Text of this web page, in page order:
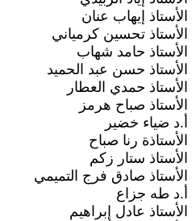
الأستاذ إيهاب عنان
الأستاذ تحسين كرمياني
الأستاذ حامد شهاب
الأستاذ حسن عبد الحميد
الأستاذ حمدي العطار
الأستاذ صباح هرمز
أ.د ضياء خضير
الأستاذة رنا صباح
الأستاذ ستار زكم
الأستاذ صادق فرج التميمي
أ.د طه جزاع
الأستاذ عادل إبراهيم